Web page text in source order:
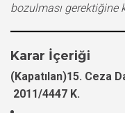
bozulması gerektiğine
Karar İçeriği
(Kapatılan)15.
2011/4447 K.